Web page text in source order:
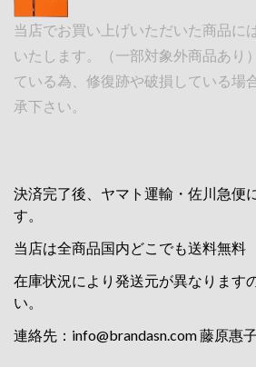
当店でお買い上げいただいた商品に
いたします。（一部対象外商品あり
ている為、修復跡や破損している場
承下さい。
決済完了後、ヤマト運輸・佐川急便
す。
当店は全商品国内どこでも送料無料
在庫状況により発送元が異なります
い。
連絡先： info@brandasn.com藤原惠子